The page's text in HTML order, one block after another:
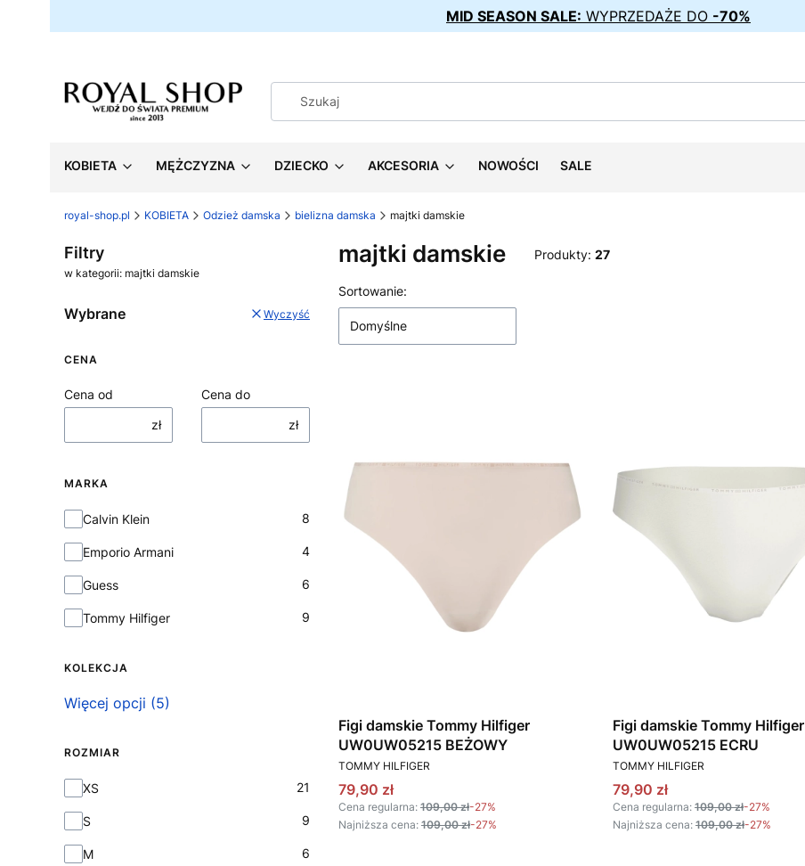
MID SEASON SALE: WYPRZEDAŻE DO -70%
KOBIETA MĘŻCZYZNA DZIECKO AKCESORIA NOWOŚCI SALE
royal-shop.pl KOBIETA Odzież damska bielizna damska majtki damskie
Filtry
w kategorii: majtki damskie
Wybrane Wyczyść
CENA
Cena od
zł
Cena do
zł
MARKA
Marka
Calvin Klein 8
Emporio Armani 4
Guess 6
Tommy Hilfiger 9
KOLEKCJA
Kolekcja
Więcej opcji (5)
ROZMIAR
Rozmiar
XS 21
S 9
M 6
majtki damskie Produkty: 27
Lista produktów
Sortowanie:
Domyślne
Figi damskie Tommy Hilfiger
UW0UW05215 BEŻOWY
PRODUCENT
TOMMY HILFIGER
Cena promocyjna
79,90 zł
Cena regularna: 109,00 zł-27%
Najniższa cena: 109,00 zł-27%
Figi damskie Tommy Hilfiger
UW0UW05215 ECRU
PRODUCENT
TOMMY HILFIGER
Cena promocyjna
79,90 zł
Cena regularna: 109,00 zł-27%
Najniższa cena: 109,00 zł-27%